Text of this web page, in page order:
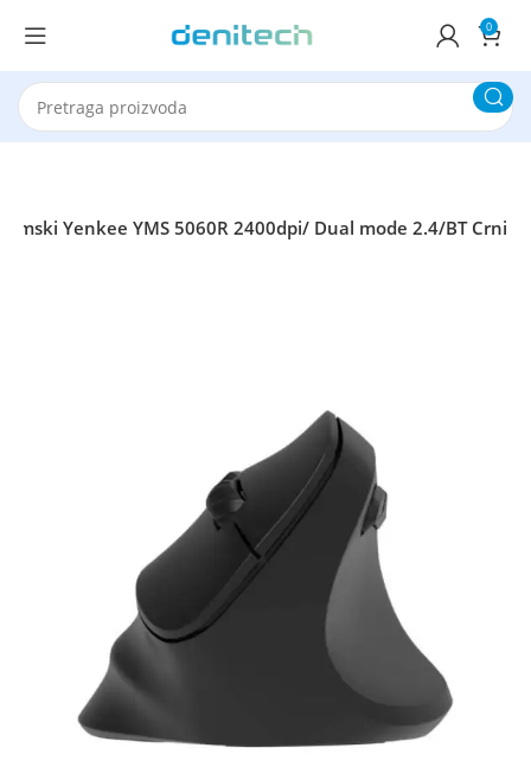
0
Yenkee YMS 5060R 2400dpi/ Dual mode 2.4/BT Crni